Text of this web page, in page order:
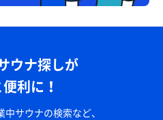
ウナ探しが
利に！
サウナの検索など、